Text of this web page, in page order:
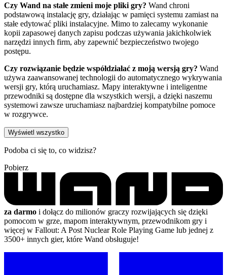
Czy Wand na stałe zmieni moje pliki gry? Wand chroni
podstawową instalację gry, działając w pamięci systemu zamiast na
stałe edytować pliki instalacyjne. Mimo to zalecamy wykonanie
kopii zapasowej danych zapisu podczas używania jakichkolwiek
narzędzi innych firm, aby zapewnić bezpieczeństwo twojego
postępu.
Czy rozwiązanie będzie współdziałać z moją wersją gry? Wand
używa zaawansowanej technologii do automatycznego wykrywania
wersji gry, którą uruchamiasz. Mapy interaktywne i inteligentne
przewodniki są dostępne dla wszystkich wersji, a dzięki naszemu
systemowi zawsze uruchamiasz najbardziej kompatybilne pomoce
w rozgrywce.
Wyświetl wszystko
Podoba ci się to, co widzisz?
Pobierz
za darmo i dołącz do milionów graczy rozwijających się dzięki
pomocom w grze, mapom interaktywnym, przewodnikom gry i
więcej w Fallout: A Post Nuclear Role Playing Game lub jednej z
3500+ innych gier, które Wand obsługuje!